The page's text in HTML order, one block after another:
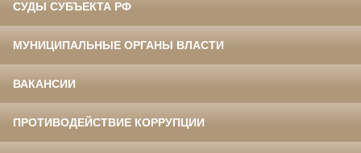
СУДЫ СУБЪЕКТА РФ
МУНИЦИПАЛЬНЫЕ ОРГАНЫ ВЛАСТИ
ВАКАНСИИ
ПРОТИВОДЕЙСТВИЕ КОРРУПЦИИ